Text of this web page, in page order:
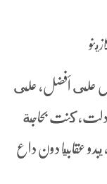
على أفضل، على
كنت بحاجة
عقابيا دون داع